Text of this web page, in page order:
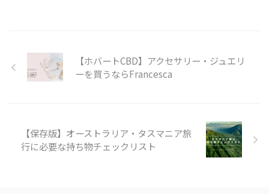
【ホバートCBD】アクセサリー・ジュエリ
ーを買うならFrancesca
【保存版】オーストラリア・タスマニア旅
行に必要な持ち物チェックリスト